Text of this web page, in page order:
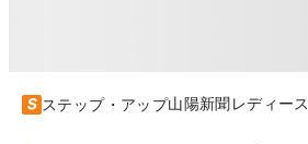
ステップ・アップ山陽新聞レディース